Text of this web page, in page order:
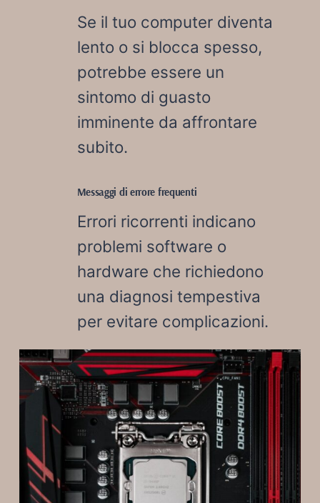
Se il tuo computer diventa
lento o si blocca spesso,
potrebbe essere un
sintomo di guasto
imminente da affrontare
subito.
Messaggi di errore frequenti
Errori ricorrenti indicano
problemi software o
hardware che richiedono
una diagnosi tempestiva
per evitare complicazioni.